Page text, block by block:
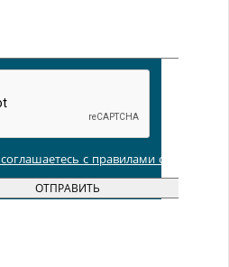
с правилами обработки